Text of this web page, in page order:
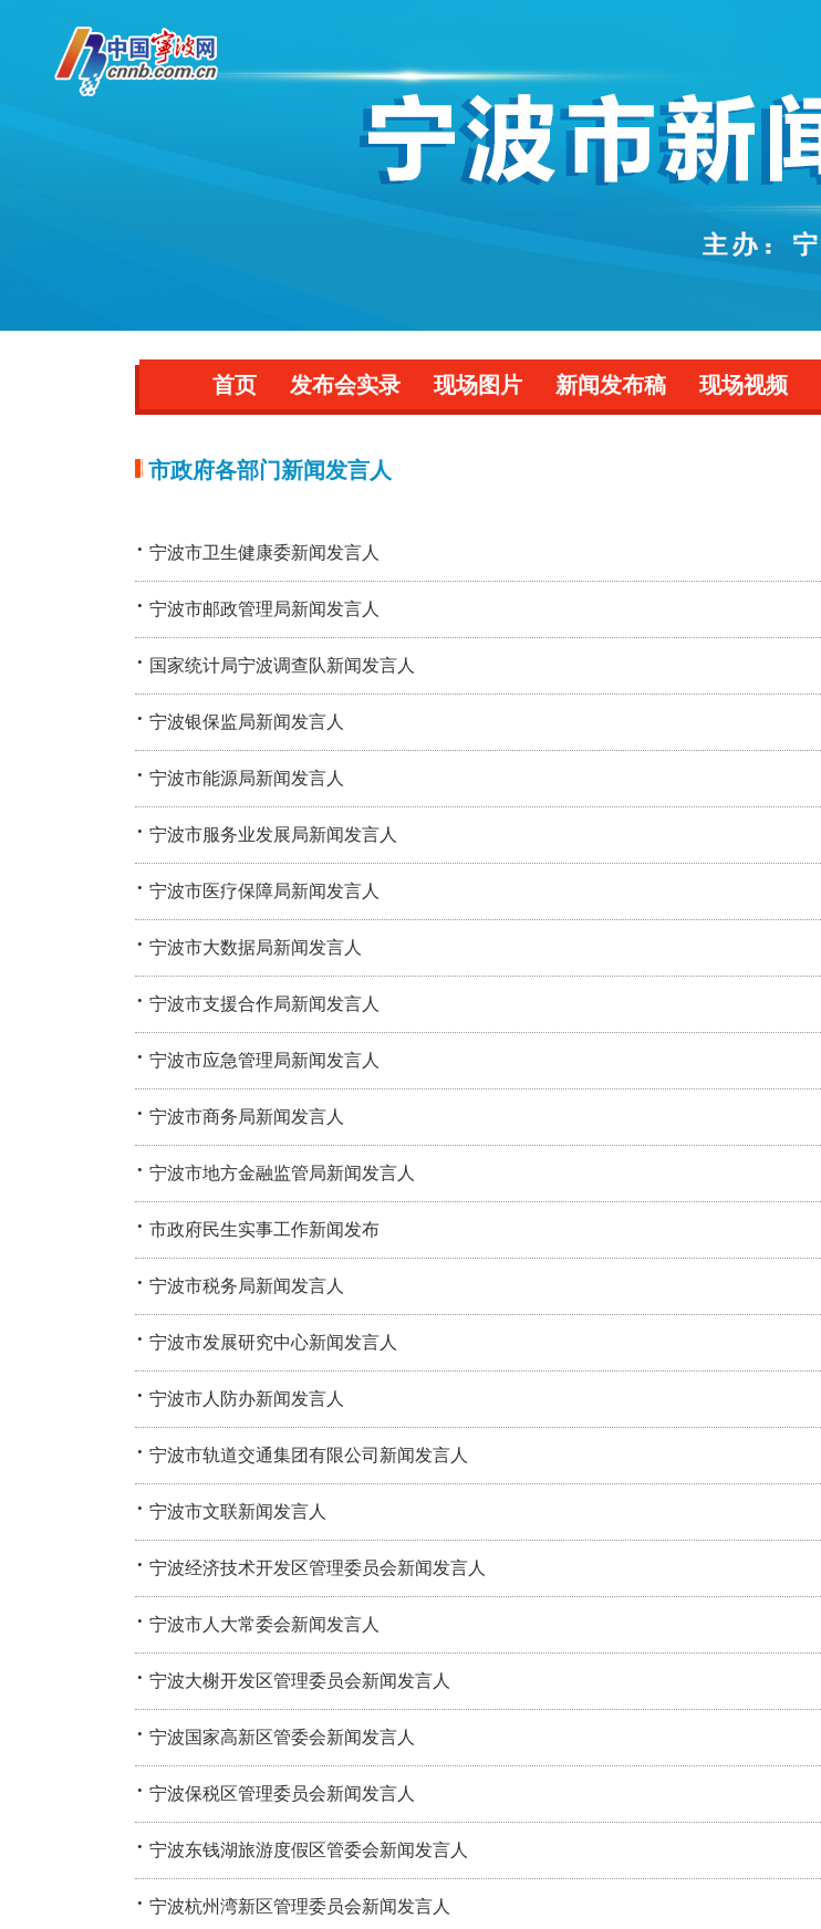
首页 发布会实录 现场图片 新闻发布稿 现场视频
市政府各部门新闻发言人
· 宁波市卫生健康委新闻发言人
· 宁波市邮政管理局新闻发言人
· 国家统计局宁波调查队新闻发言人
· 宁波银保监局新闻发言人
· 宁波市能源局新闻发言人
· 宁波市服务业发展局新闻发言人
· 宁波市医疗保障局新闻发言人
· 宁波市大数据局新闻发言人
· 宁波市支援合作局新闻发言人
· 宁波市应急管理局新闻发言人
· 宁波市商务局新闻发言人
· 宁波市地方金融监管局新闻发言人
· 市政府民生实事工作新闻发布
· 宁波市税务局新闻发言人
· 宁波市发展研究中心新闻发言人
· 宁波市人防办新闻发言人
· 宁波市轨道交通集团有限公司新闻发言人
· 宁波市文联新闻发言人
· 宁波经济技术开发区管理委员会新闻发言人
· 宁波市人大常委会新闻发言人
· 宁波大榭开发区管理委员会新闻发言人
· 宁波国家高新区管委会新闻发言人
· 宁波保税区管理委员会新闻发言人
· 宁波东钱湖旅游度假区管委会新闻发言人
· 宁波杭州湾新区管理委员会新闻发言人